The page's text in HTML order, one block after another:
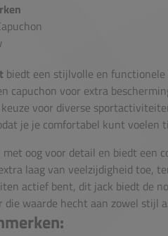
biedt een stijlvolle en
capuchon voor extra
voor diverse
je je comfortabel kunt voelen
oog voor detail en biedt een
laag van veelzijdigheid toe,
actief bent, dit jack biedt de
die waarde hecht aan zowel stijl